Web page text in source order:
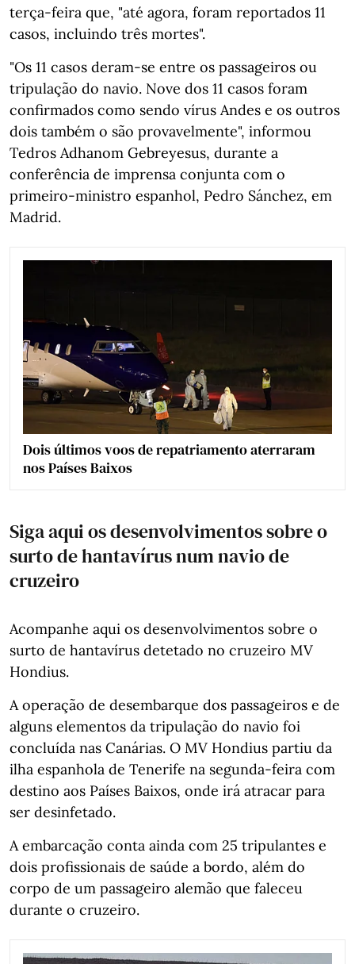
terça-feira que, "até agora, foram reportados 11
casos, incluindo três mortes".
"Os 11 casos deram-se entre os passageiros ou
tripulação do navio. Nove dos 11 casos foram
confirmados como sendo vírus Andes e os outros
dois também o são provavelmente", informou
Tedros Adhanom Gebreyesus, durante a
conferência de imprensa conjunta com o
primeiro-ministro espanhol, Pedro Sánchez, em
Madrid.
Dois últimos voos de repatriamento aterraram
nos Países Baixos
Siga aqui os desenvolvimentos sobre o
surto de hantavírus num navio de
cruzeiro
Acompanhe aqui os desenvolvimentos sobre o
surto de hantavírus detetado no cruzeiro MV
Hondius.
A operação de desembarque dos passageiros e de
alguns elementos da tripulação do navio foi
concluída nas Canárias. O MV Hondius partiu da
ilha espanhola de Tenerife na segunda-feira com
destino aos Países Baixos, onde irá atracar para
ser desinfetado.
A embarcação conta ainda com 25 tripulantes e
dois profissionais de saúde a bordo, além do
corpo de um passageiro alemão que faleceu
durante o cruzeiro.